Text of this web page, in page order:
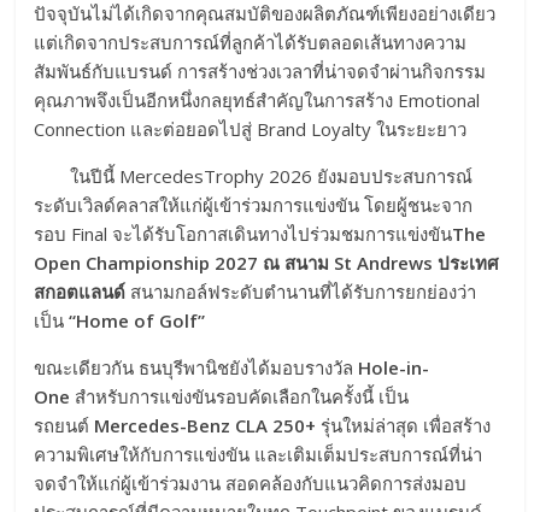
ปัจจุบันไม่ได้เกิดจากคุณสมบัติของผลิตภัณฑ์เพียงอย่างเดียว
แต่เกิดจากประสบการณ์ที่ลูกค้าได้รับตลอดเส้นทางความ
สัมพันธ์กับแบรนด์ การสร้างช่วงเวลาที่น่าจดจำผ่านกิจกรรม
คุณภาพจึงเป็นอีกหนึ่งกลยุทธ์สำคัญในการสร้าง Emotional
Connection และต่อยอดไปสู่ Brand Loyalty ในระยะยาว
ในปีนี้ MercedesTrophy 2026 ยังมอบประสบการณ์
ระดับเวิลด์คลาสให้แก่ผู้เข้าร่วมการแข่งขัน โดยผู้ชนะจาก
รอบ Final จะได้รับโอกาสเดินทางไปร่วมชมการแข่งขันThe
Open Championship 2027 ณ สนาม St Andrews ประเทศ
สกอตแลนด์ สนามกอล์ฟระดับตำนานที่ได้รับการยกย่องว่า
เป็น“Home of Golf”
ขณะเดียวกัน ธนบุรีพานิชยังได้มอบรางวัล Hole-in-
One สำหรับการแข่งขันรอบคัดเลือกในครั้งนี้ เป็น
รถยนต์ Mercedes-Benz CLA 250+ รุ่นใหม่ล่าสุด เพื่อสร้าง
ความพิเศษให้กับการแข่งขัน และเติมเต็มประสบการณ์ที่น่า
จดจำให้แก่ผู้เข้าร่วมงาน สอดคล้องกับแนวคิดการส่งมอบ